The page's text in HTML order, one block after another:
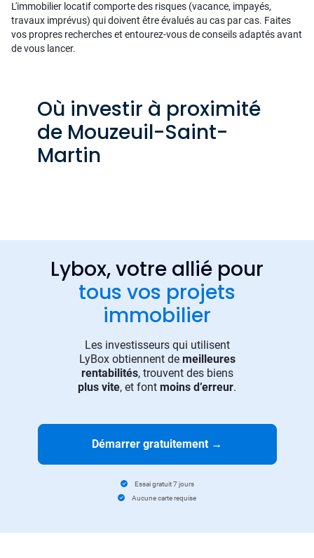
L'immobilier locatif comporte des risques (vacance, impayés,
travaux imprévus) qui doivent être évalués au cas par cas. Faites
vos propres recherches et entourez-vous de conseils adaptés avant
de vous lancer.
Où investir à proximité
de Mouzeuil-Saint-
Martin
Lybox, votre allié pour
tous vos projets
immobilier
Les investisseurs qui utilisent
LyBox obtiennent de meilleures
rentabilités, trouvent des biens
plus vite, et font moins d’erreur.
Démarrer gratuitement →
Essai gratuit 7 jours
Aucune carte requise